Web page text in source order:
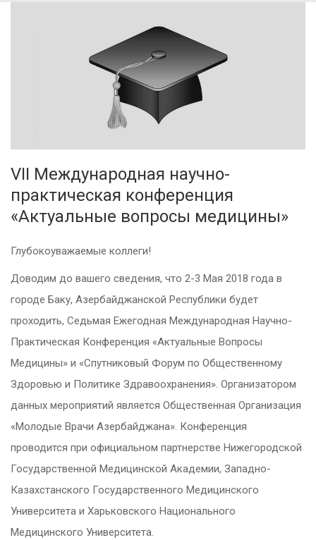
VII Международная научно-
практическая конференция
«Актуальные вопросы медицины»
Глубокоуважаемые коллеги!
Доводим до вашего сведения, что 2-3 Мая 2018 года в
городе Баку, Азербайджанской Республики будет
проходить, Седьмая Ежегодная Международная Научно-
Практическая Конференция «Актуальные Вопросы
Медицины» и «Спутниковый Форум по Общественному
Здоровью и Политике Здравоохранения». Организатором
данных мероприятий является Общественная Организация
«Молодые Врачи Азербайджана». Конференция
проводится при официальном партнерстве Нижегородской
Государственной Медицинской Академии, Западно-
Казахстанского Государственного Медицинского
Университета и Харьковского Национального
Медицинского Университета.